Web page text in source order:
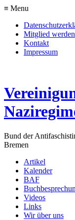
≡ Menu
Mitglied werden
Kontakt
Impressum
Bund der
Bremen
Artikel
Kalender
BAF
Videos
Links
Wir über uns